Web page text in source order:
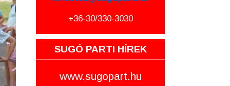
+36-30/330-3030
SUGÓ PARTI HÍREK
www.sugopart.hu